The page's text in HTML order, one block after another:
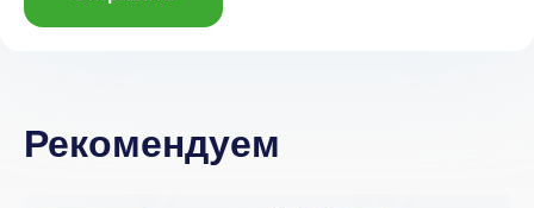
Рекомендуем